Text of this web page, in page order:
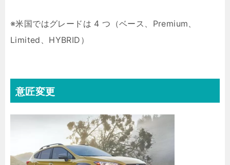
※米国ではグレードは 4 つ（ベース、Premium、
Limited、HYBRID）
意匠変更